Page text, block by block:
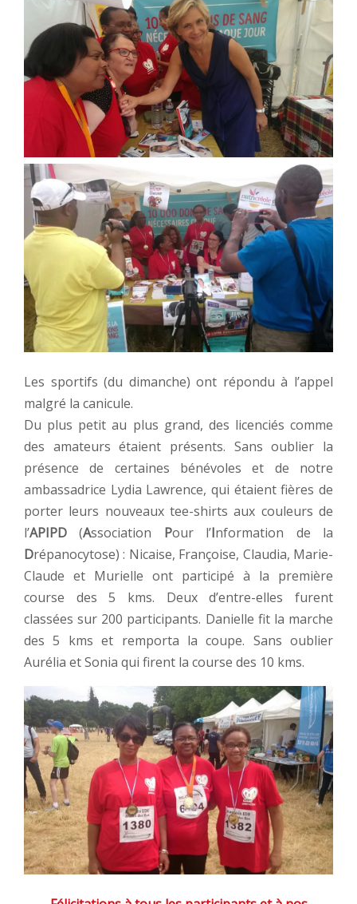
Les sportifs (du dimanche) ont répondu à l’appel
malgré la canicule.
Du plus petit au plus grand, des licenciés comme
des amateurs étaient présents. Sans oublier la
présence de certaines bénévoles et de notre
ambassadrice Lydia Lawrence, qui étaient fières de
porter leurs nouveaux tee-shirts aux couleurs de
l’APIPD (Association Pour l’Information de la
Drépanocytose) : Nicaise, Françoise, Claudia, Marie-
Claude et Murielle ont participé à la première
course des 5 kms. Deux d’entre-elles furent
classées sur 200 participants. Danielle fit la marche
des 5 kms et remporta la coupe. Sans oublier
Aurélia et Sonia qui firent la course des 10 kms.